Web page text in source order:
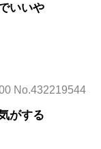
いいや
No.432219544
がする